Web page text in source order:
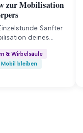
zur Mobilisation
Sanfter
deines
du sanft
von der
Hüften. Finde
& Wirbelsäule
Mobil bleiben